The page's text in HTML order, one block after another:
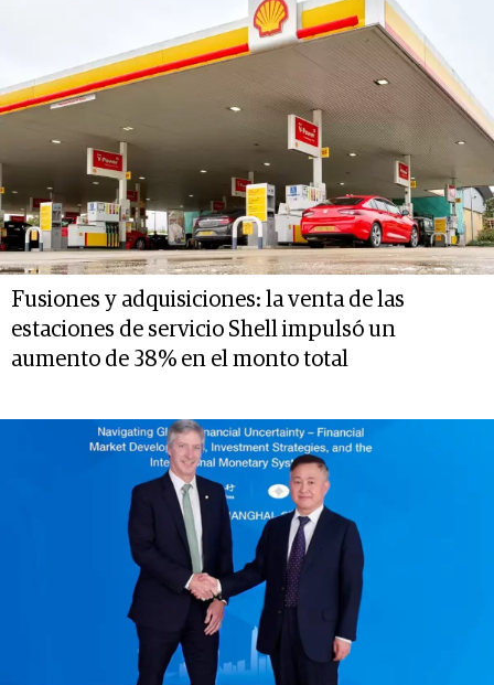
Fusiones y adquisiciones: la venta de las
estaciones de servicio Shell impulsó un
aumento de 38% en el monto total